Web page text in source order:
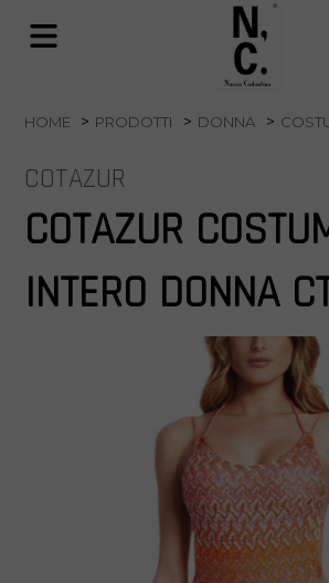
HOME PRODOTTI DONNA
COTAZUR
COTAZUR
INTERO DONNA